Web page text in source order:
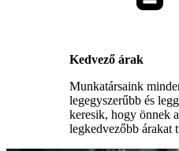
Kedvező árak
Munkatársaink
legegyszerűbb és
keresik, hogy önnek
legkedvezőbb árakat